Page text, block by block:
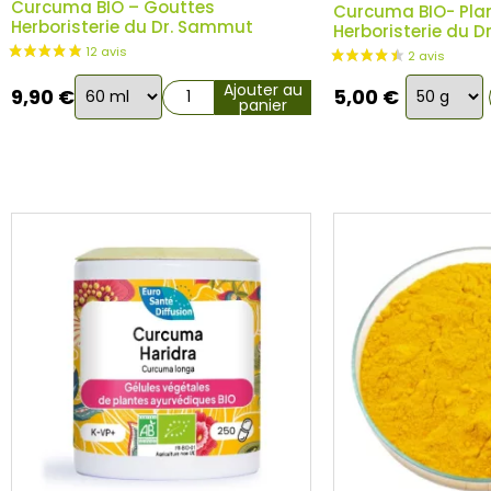
Curcuma BIO – Gouttes
Herboristerie du Dr. Sammut
9,90 €Choix
de
Ajouter au
panier
Curcuma BIO-
Herboristerie du
5,00 € Choix
de